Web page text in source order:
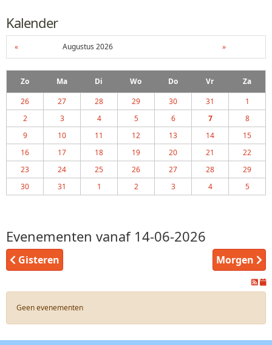
Kalender
« Augustus 2026 »
Zo Ma Di Wo Do Vr
Za
26
27 28 29 30 31
1
2
3 4 5 6 7
8
9
10 11 12 13 14
15
16
17 18 19 20 21
22
23
24 25 26 27 28
29
30
31 1 2 3 4 5
Evenementen vanaf 14-06-2026
Gisteren Morgen
Geen evenementen